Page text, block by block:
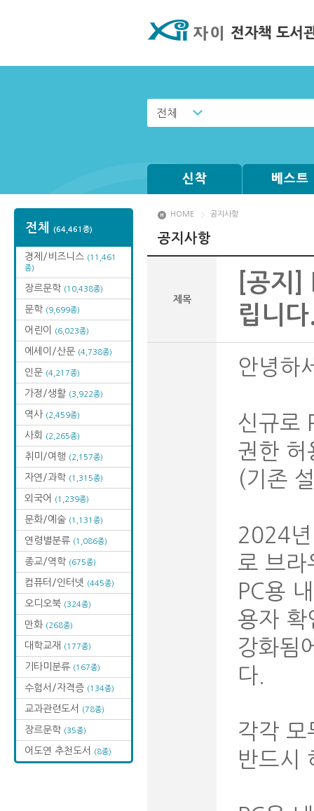
전체
신착 베스트
전체 (64,461종)
경제/비즈니스 (11,461
종)
장르문학 (10,438종)
문학 (9,699종)
어린이 (6,023종)
에세이/산문 (4,738종)
인문 (4,217종)
가정/생활 (3,922종)
역사 (2,459종)
사회 (2,265종)
취미/여행 (2,157종)
자연/과학 (1,315종)
외국어 (1,239종)
문화/예술 (1,131종)
연령별분류 (1,086종)
종교/역학 (675종)
컴퓨터/인터넷 (445종)
오디오북 (324종)
만화 (268종)
대학교재 (177종)
기타미분류 (167종)
수험서/자격증 (134종)
교과관련도서 (78종)
장르문학 (35종)
어도연 추천도서 (8종)
HOME 공지사항
공지사항
제목
[공지]
립니
안녕하
신규로
권한 허
(기존
2024
로 브라
PC용
용자 확
강화됨
다.
각각 모
반드시